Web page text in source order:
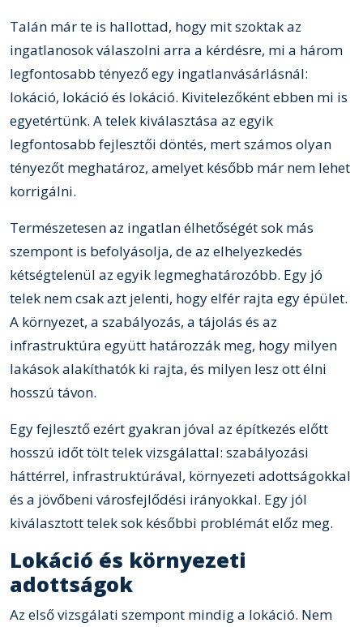
Talán már te is hallottad, hogy mit szoktak az
ingatlanosok válaszolni arra a kérdésre, mi a három
legfontosabb tényező egy ingatlanvásárlásnál:
lokáció, lokáció és lokáció. Kivitelezőként ebben mi is
egyetértünk. A telek kiválasztása az egyik
legfontosabb fejlesztői döntés, mert számos olyan
tényezőt meghatároz, amelyet később már nem lehet
korrigálni.
Természetesen az ingatlan élhetőségét sok más
szempont is befolyásolja, de az elhelyezkedés
kétségtelenül az egyik legmeghatározóbb. Egy jó
telek nem csak azt jelenti, hogy elfér rajta egy épület.
A környezet, a szabályozás, a tájolás és az
infrastruktúra együtt határozzák meg, hogy milyen
lakások alakíthatók ki rajta, és milyen lesz ott élni
hosszú távon.
Egy fejlesztő ezért gyakran jóval az építkezés előtt
hosszú időt tölt telek vizsgálattal: szabályozási
háttérrel, infrastruktúrával, környezeti adottságokkal
és a jövőbeni városfejlődési irányokkal. Egy jól
kiválasztott telek sok későbbi problémát előz meg.
Lokáció és környezeti
adottságok
Az első vizsgálati szempont mindig a lokáció. Nem